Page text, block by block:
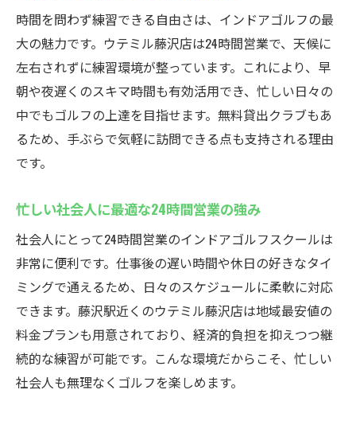
時間を問わず練習できる自由さは、インドアゴルフの最
大の魅力です。ウテミル藤沢店は24時間営業で、天候に
左右されずに練習環境が整っています。これにより、早
朝や夜遅くのスキマ時間も有効活用でき、忙しい日々の
中でもゴルフの上達を目指せます。無料貸出クラブもあ
るため、手ぶらで気軽に訪問できる点も支持される理由
です。
忙しい社会人に最適な24時間営業の強み
社会人にとって24時間営業のインドアゴルフスクールは
非常に便利です。仕事後の遅い時間や休日の好きなタイ
ミングで通えるため、日々のスケジュールに柔軟に対応
できます。藤沢駅近くのウテミル藤沢店は地域最安値の
料金プランも用意されており、経済的負担を抑えつつ継
続的な練習が可能です。こんな環境だからこそ、忙しい
社会人も無理なくゴルフを楽しめます。